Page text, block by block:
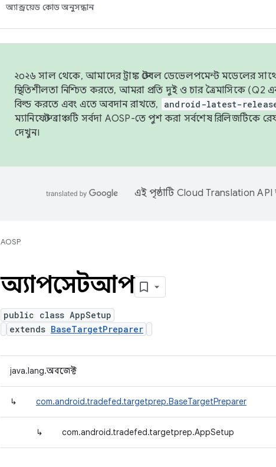
অ্যান্ড্রয়েড কোড অনুসন্ধান
২০২৬ সাল থেকে, আমাদের ট্রাঙ্ক স্টেবল ডেভেলপমেন্ট মডেলের
স্থিতিশীলতা নিশ্চিত করতে, আমরা প্রতি দুই ও চার ত্রৈমাসিকে
বিল্ড করতে এবং এতে অবদান রাখতে,
android-latest-
ম্যানিফেস্ট ব্রাঞ্চটি সর্বদা AOSP-তে পুশ করা সর্বশেষ
দেখুন।
এই পৃষ্ঠাটি Cloud Translation API
AOSP
অ্যাপসেটআপ
public class AppSetup
extends BaseTargetPreparer
java.lang.অবজেক্ট
↳ com.android.tradefed.targetprep.BaseTargetPreparer
↳ com.android.tradefed.targetprep.AppSetup